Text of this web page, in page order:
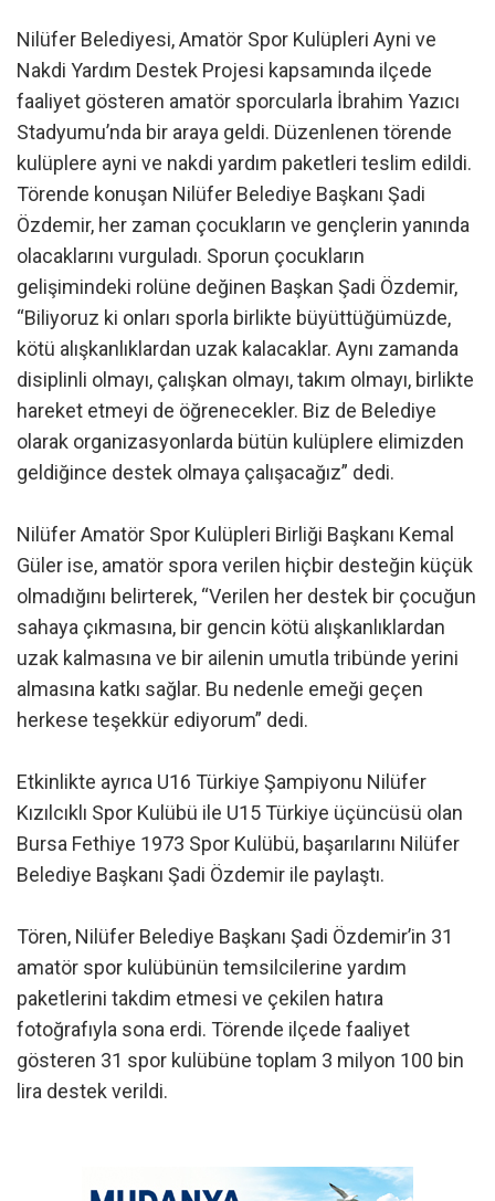
Nilüfer Belediyesi, Amatör Spor Kulüpleri Ayni ve
Nakdi Yardım Destek Projesi kapsamında ilçede
faaliyet gösteren amatör sporcularla İbrahim Yazıcı
Stadyumu’nda bir araya geldi. Düzenlenen törende
kulüplere ayni ve nakdi yardım paketleri teslim edildi.
Törende konuşan Nilüfer Belediye Başkanı Şadi
Özdemir, her zaman çocukların ve gençlerin yanında
olacaklarını vurguladı. Sporun çocukların
gelişimindeki rolüne değinen Başkan Şadi Özdemir,
“Biliyoruz ki onları sporla birlikte büyüttüğümüzde,
kötü alışkanlıklardan uzak kalacaklar. Aynı zamanda
disiplinli olmayı, çalışkan olmayı, takım olmayı, birlikte
hareket etmeyi de öğrenecekler. Biz de Belediye
olarak organizasyonlarda bütün kulüplere elimizden
geldiğince destek olmaya çalışacağız” dedi.
Nilüfer Amatör Spor Kulüpleri Birliği Başkanı Kemal
Güler ise, amatör spora verilen hiçbir desteğin küçük
olmadığını belirterek, “Verilen her destek bir çocuğun
sahaya çıkmasına, bir gencin kötü alışkanlıklardan
uzak kalmasına ve bir ailenin umutla tribünde yerini
almasına katkı sağlar. Bu nedenle emeği geçen
herkese teşekkür ediyorum” dedi.
Etkinlikte ayrıca U16 Türkiye Şampiyonu Nilüfer
Kızılcıklı Spor Kulübü ile U15 Türkiye üçüncüsü olan
Bursa Fethiye 1973 Spor Kulübü, başarılarını Nilüfer
Belediye Başkanı Şadi Özdemir ile paylaştı.
Tören, Nilüfer Belediye Başkanı Şadi Özdemir’in 31
amatör spor kulübünün temsilcilerine yardım
paketlerini takdim etmesi ve çekilen hatıra
fotoğrafıyla sona erdi. Törende ilçede faaliyet
gösteren 31 spor kulübüne toplam 3 milyon 100 bin
lira destek verildi.